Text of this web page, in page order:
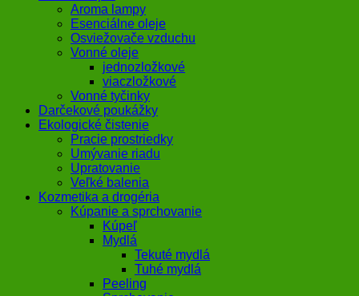
Aroma lampy
Esenciálne oleje
Osviežovače vzduchu
Vonné oleje
jednozložkové
viaczložkové
Vonné tyčinky
Darčekové poukážky
Ekologické čistenie
Pracie prostriedky
Umývanie riadu
Upratovanie
Veľké balenia
Kozmetika a drogéria
Kúpanie a sprchovanie
Kúpeľ
Mydlá
Tekuté mydlá
Tuhé mydlá
Peeling